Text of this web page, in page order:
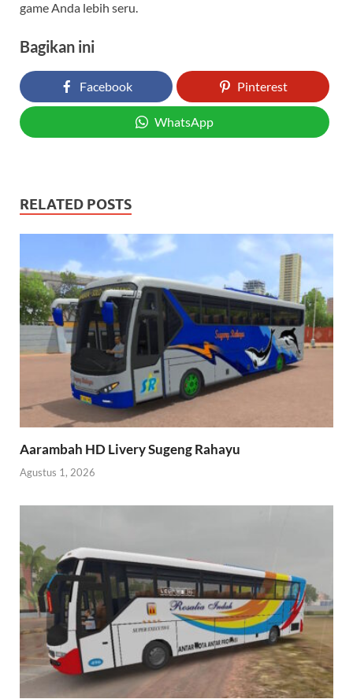
game Anda lebih seru.
Bagikan ini
Facebook Pinterest
WhatsApp
RELATED POSTS
Aarambah HD Livery Sugeng Rahayu
Agustus 1, 2026